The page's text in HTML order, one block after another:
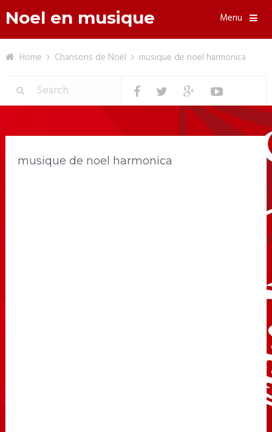
Noel en musique Menu
Home Chansons de Noël musique de noel harmonica
musique de noel harmonica